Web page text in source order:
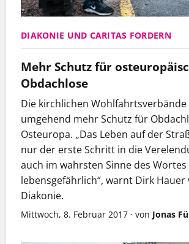
DIAKONIE UND CARITAS FORDERN
Mehr Schutz für
Obdachlose
Die kirchlichen
umgehend mehr Schutz für
Osteuropa. „Das Leben auf der
nur der erste Schritt in die
auch im wahrsten Sinne des Wortes
lebensgefährlich“, warnt Dirk Hauer
Diakonie.
Mittwoch, 8. Februar 2017 · von Jonas